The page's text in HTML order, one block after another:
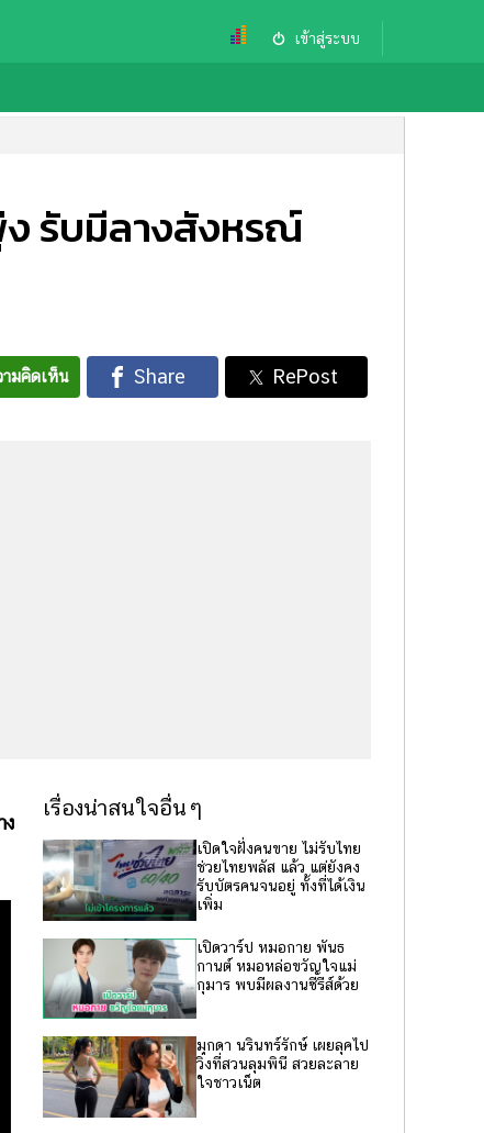
เข้าสู่ระบบ
ง รับมีลางสังหรณ์
ามคิดเห็น
เรื่องน่าสนใจอื่นๆ
เปิดใจฝั่งคนขาย ไม่รับไทย
ช่วยไทยพลัส แล้ว แต่ยังคง
รับบัตรคนจนอยู่ ทั้งที่ได้เงิน
เพิ่ม
เปิดวาร์ป หมอกาย พันธ
กานต์ หมอหล่อขวัญใจแม่
กุมาร พบมีผลงานซีรีส์ด้วย
มุกดา นรินทร์รักษ์ เผยลุคไป
วิ่งที่สวนลุมพินี สวยละลาย
ใจชาวเน็ต